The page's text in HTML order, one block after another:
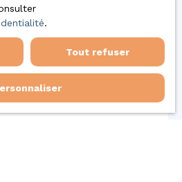
.
Tout refuser